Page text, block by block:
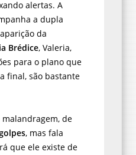
alertas. A
a dupla
da
Brédice, Valeria,
para o plano que
final, são bastante
de
, mas fala
que ele existe de